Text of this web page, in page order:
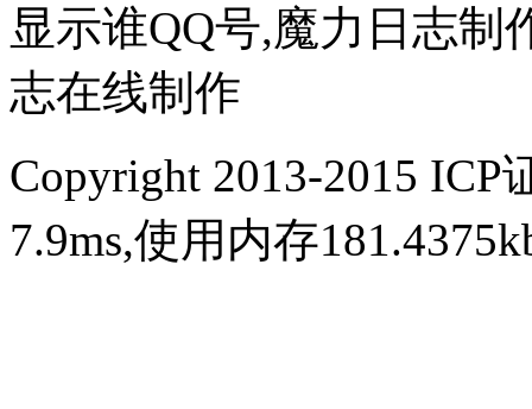
显示谁QQ号,魔力日志制
志在线制作
Copyright 2013-2015 ICP
7.9ms,使用内存